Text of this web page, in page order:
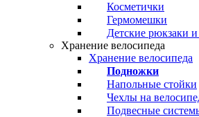
Косметички
Гермомешки
Детские рюкзаки
Хранение велосипеда
Хранение велосипеда
Подножки
Напольные стойки
Чехлы на
Подвесные